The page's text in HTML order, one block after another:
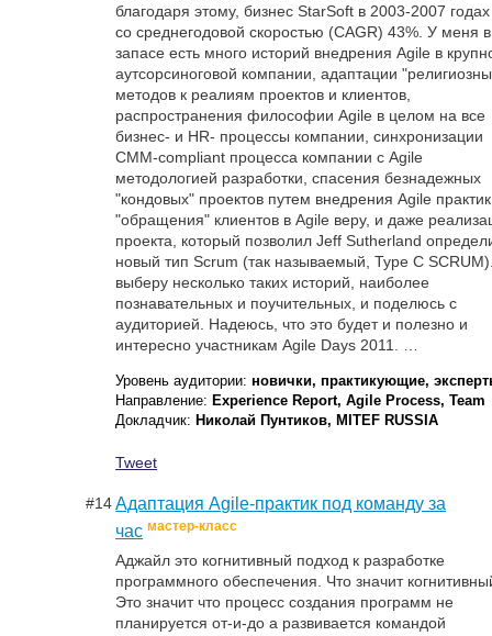
благодаря этому, бизнес StarSoft в 2003-2007
со среднегодовой скоростью (CAGR) 43%. У меня в
запасе есть много историй внедрения Agile в
аутсорсиноговой компании, адаптации
методов к реалиям проектов и клиентов,
распространения философии Agile в целом на все
бизнес- и HR- процессы компании, синхронизации
CMM-compliant процесса компании с Agile
методологией разработки, спасения безнадежных
"кондовых" проектов путем внедрения Agile
"обращения" клиентов в Agile веру, и даже
проекта, который позволил Jeff Sutherland
новый тип Scrum (так называемый, Type C
выберу несколько таких историй, наиболее
познавательных и поучительных, и поделюсь с
аудиторией. Надеюсь, что это будет и полезно и
интересно участникам Agile Days 2011. …
Уровень аудитории:новички, практикующие,
Направление:Experience Report, Agile Process, Team
Докладчик:Николай Пунтиков, MITEF RUSSIA
Tweet
#14Адаптация Agile-практик под команду за
час мастер-класс
Аджайл это когнитивный подход к разработке
программного обеспечения. Что значит
Это значит что процесс создания программ не
планируется от-и-до а развивается командой